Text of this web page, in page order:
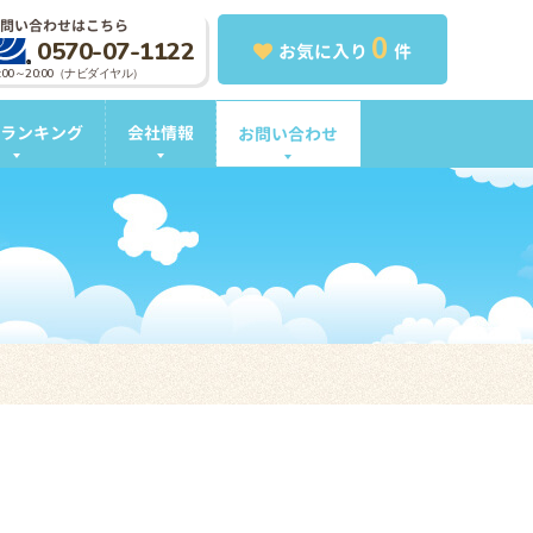
お気に入り 0 件
い合わせはこちら
0570-07-1122
～20:00（ナビダイヤル）
ンキング 会社情報 お問い合わせ